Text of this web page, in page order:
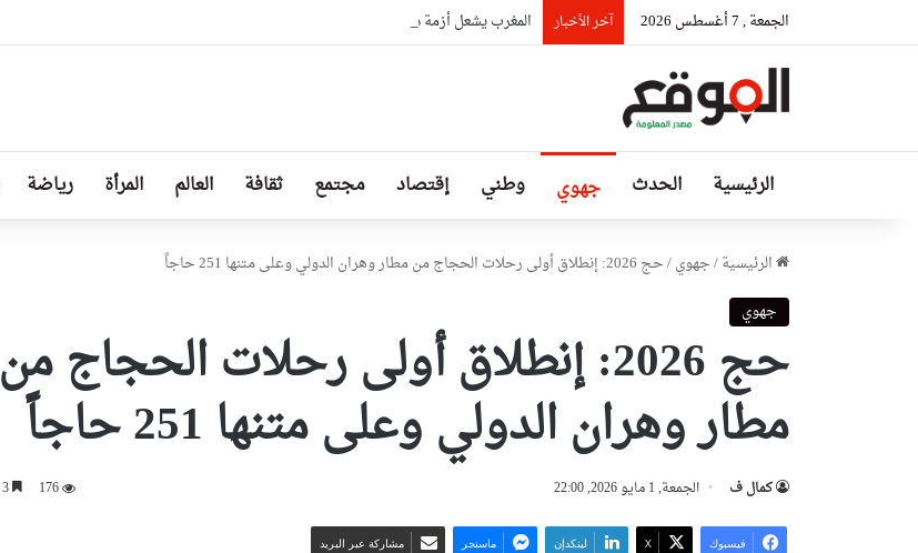
الجمعة , 7 أغسطس 2026 آخر الأخبار المغرب يشعل أزمة دبلوماسية بين إسبانيا وإيطاليا
الرئيسية الحدث جهوي وطني إقتصاد مجتمع ثقافة العالم المرأة رياضة
الرئيسية/جهوي/حج 2026: إنطلاق أولى رحلات الحجاج من مطار وهران الدولي وعلى متنها 251 حاجاً
جهوي
حج 2026: إنطلاق أولى رحلات الحجاج من
مطار وهران الدولي وعلى متنها 251 حاجاً
كمال ف الجمعة, 1 مايو 2026, 22:00 176 3 دقائق
فيسبوك ‫X لينكدإن ماسنجر مشاركة عبر البريد